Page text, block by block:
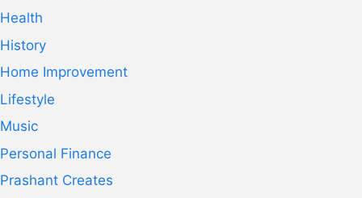
Health
History
Home Improvement
Lifestyle
Music
Personal Finance
Prashant Creates